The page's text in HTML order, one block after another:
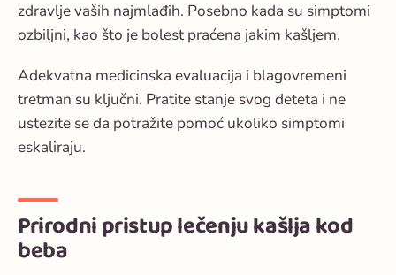
zdravlje vaših najmlađih. Posebno kada su simptomi
ozbiljni, kao što je bolest praćena jakim kašljem.
Adekvatna medicinska evaluacija i blagovremeni
tretman su ključni. Pratite stanje svog deteta i ne
ustezite se da potražite pomoć ukoliko simptomi
eskaliraju.
Prirodni pristup lečenju kašlja kod
beba